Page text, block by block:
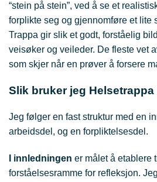
“stein på stein”, ved å se et
forplikte seg og gjennomføre et lite
Trappa gir slik et godt, forståelig
veisøker og veileder. De fleste vet
som skjer når en prøver å forsere
Slik bruker jeg
Jeg følger en fast struktur med en
arbeidsdel, og en forpliktelsesdel.
I innledningen er målet å etablere
forståelsesramme for refleksjon.